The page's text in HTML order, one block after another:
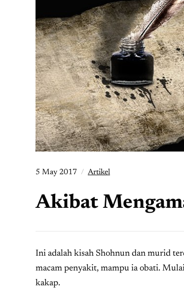
5 May 2017 Artikel
Akibat
Ini adalah kisah Shohnun dan murid
macam penyakit, mampu ia obati.
kakap.